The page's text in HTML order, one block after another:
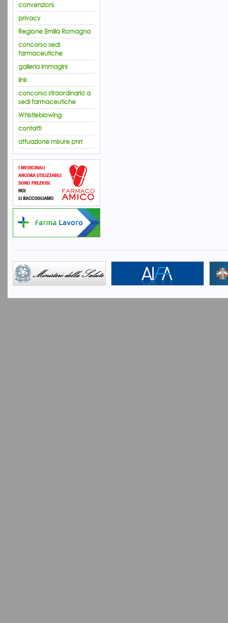
convenzioni
privacy
Regione Emilia Romagna
concorso sedi
farmaceutiche
galleria immagini
link
concorso straordinario a
sedi farmaceutiche
Whistleblowing
contatti
attuazione misure pnrr